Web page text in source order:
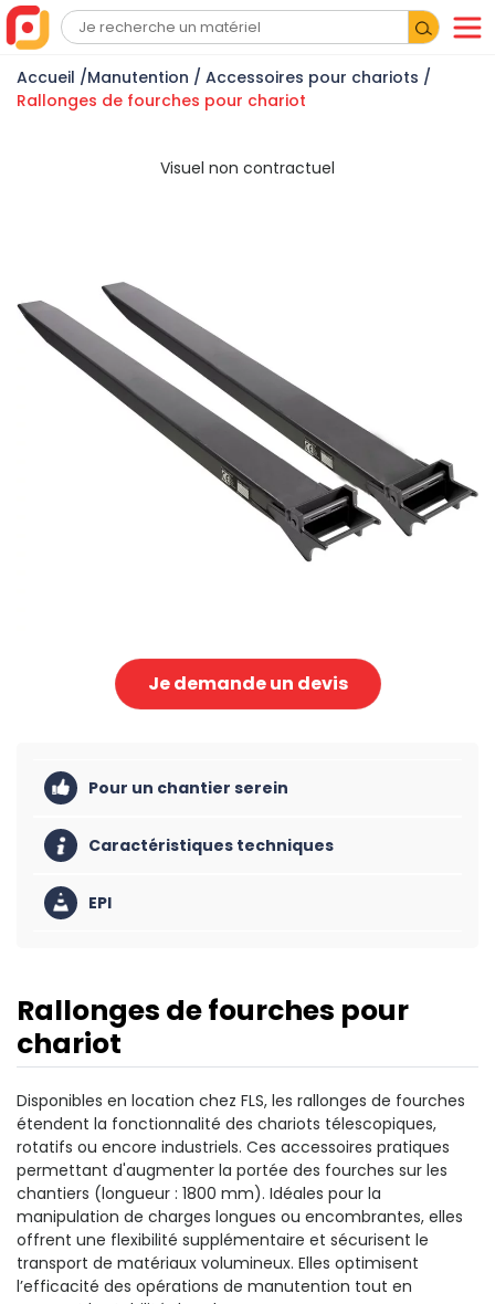
Accueil /Manutention / Accessoires pour chariots /
Rallonges de fourches pour chariot
Visuel non contractuel
Je demande un devis
Pour un chantier serein
Caractéristiques techniques
EPI
Rallonges de fourches pour
chariot
Disponibles en location chez FLS, les rallonges de fourches
étendent la fonctionnalité des chariots télescopiques,
rotatifs ou encore industriels. Ces accessoires pratiques
permettant d'augmenter la portée des fourches sur les
chantiers (longueur : 1800 mm). Idéales pour la
manipulation de charges longues ou encombrantes, elles
offrent une flexibilité supplémentaire et sécurisent le
transport de matériaux volumineux. Elles optimisent
l’efficacité des opérations de manutention tout en